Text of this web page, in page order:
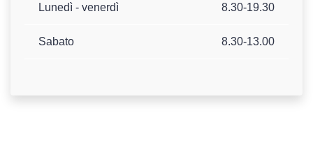
Lunedì - venerdì 8.30-19.30
Sabato 8.30-13.00